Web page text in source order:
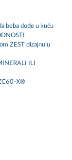
beba dođe u kuću
ZEST dizajnu u
ILI
X®